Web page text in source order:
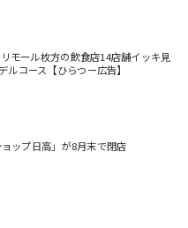
リモール枚方の飲食店14店舗イッキ見
ルコース【ひらつー広告】
ップ日高」が8月末で閉店